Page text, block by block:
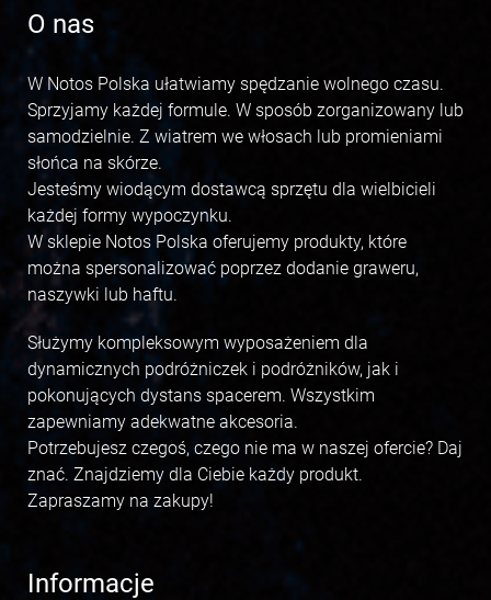
O nas
W Notos Polska ułatwiamy spędzanie wolnego czasu.
Sprzyjamy każdej formule. W sposób zorganizowany lub
samodzielnie. Z wiatrem we włosach lub promieniami
słońca na skórze.
Jesteśmy wiodącym dostawcą sprzętu dla wielbicieli
każdej formy wypoczynku.
W sklepie Notos Polska oferujemy produkty, które
można spersonalizować poprzez dodanie graweru,
naszywki lub haftu.
Służymy kompleksowym wyposażeniem dla
dynamicznych podróżniczek i podróżników, jak i
pokonujących dystans spacerem. Wszystkim
zapewniamy adekwatne akcesoria.
Potrzebujesz czegoś, czego nie ma w naszej ofercie? Daj
znać. Znajdziemy dla Ciebie każdy produkt.
Zapraszamy na zakupy!
Informacje